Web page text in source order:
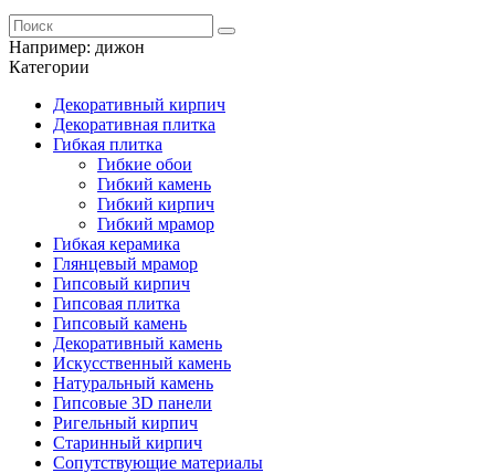
Например: дижон
Категории
Декоративный кирпич
Декоративная плитка
Гибкая плитка
Гибкие обои
Гибкий камень
Гибкий кирпич
Гибкий мрамор
Гибкая керамика
Глянцевый мрамор
Гипсовый кирпич
Гипсовая плитка
Гипсовый камень
Декоративный камень
Искусственный камень
Натуральный камень
Гипсовые 3D панели
Ригельный кирпич
Старинный кирпич
Сопутствующие материалы